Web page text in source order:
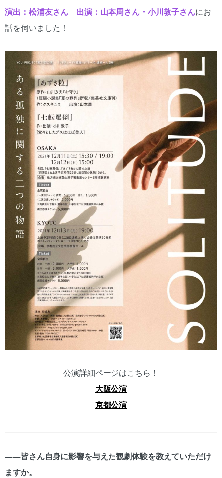
演出：松浦友さん 出演：山本周さん・小川敦子さんにお
話を伺いました！
公演詳細ページはこちら！
大阪公演
京都公演
――皆さん自身に影響を与えた観劇体験を教えていただけ
ますか。